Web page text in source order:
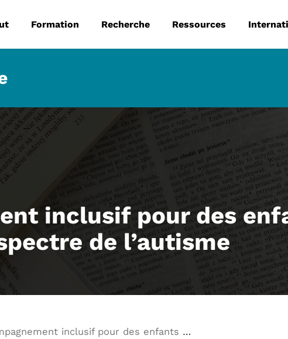
Formation Recherche Ressources
inclusif pour des
de l’autisme
Accompagnement inclusif pour des enfants présentant un Trouble du spectre de l’autisme